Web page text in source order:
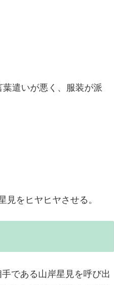
遣いが悪く、服装が派
をヒヤヒヤさせる。
である山岸星見を呼び出